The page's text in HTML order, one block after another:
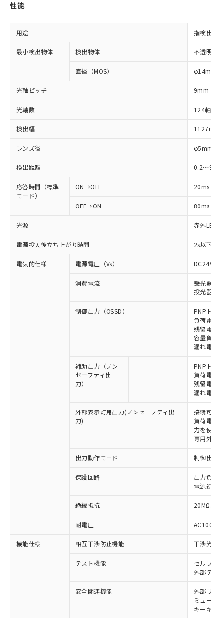
性能
用途 指検出用
最小検出物体 検出物体 不透明体
直径（MOS） φ14mm
光軸ピッチ 9mm
光軸数 124軸
検出幅 1127mm
レンズ径 φ5mm
検出距離 0.2～9m
応答時間（標準
モード）
ON→OFF 20ms
OFF→ON 80ms
光源 赤外LED
電源投入後立ち上がり時間 2s以下(
電気的仕様 電源電圧（Vs）
消費電流
受光器:
投光器:
制御出力（OSSD）
PNPトラ
負荷電流
残留電圧
容量負荷
漏れ電流
補助出力（ノン
セーフティ出
力）
PNPトラ
負荷電流
残留電圧
漏れ電流
外部表示灯用出力(ノンセーフティ出
力)
接続可能
負荷電流
力を使用
専用外部
出力動作モード 制御出力
保護回路
出力負荷
電源逆接
絶縁抵抗 20MΩ以
耐電圧
機能仕様 相互干渉防止機能 干渉光回
テスト機能
セルフテ
外部テス
安全関連機能
外部リレ
ミューテ
キーキャ
ご利用条件
非含有に対応した製品が提供可能な商品で
対応予定：EU RoHS指令（10物質）の非含